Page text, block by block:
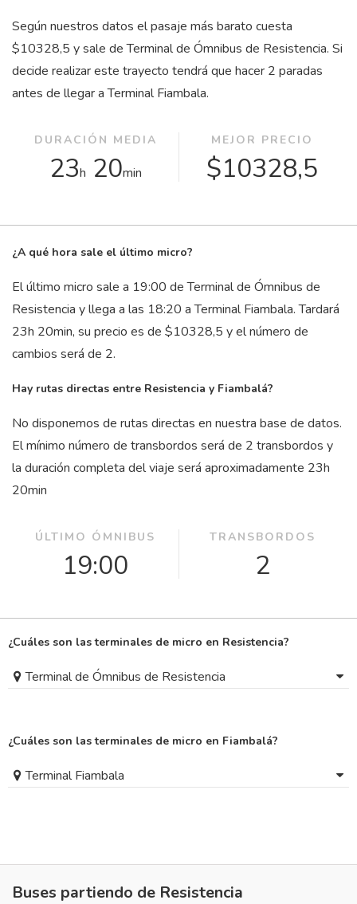
Según nuestros datos el pasaje más barato cuesta
$10328,5 y sale de Terminal de Ómnibus de Resistencia. Si
decide realizar este trayecto tendrá que hacer 2 paradas
antes de llegar a Terminal Fiambala.
DURACIÓN MEDIA
23h 20min
MEJOR PRECIO
$10328,5
¿A qué hora sale el último micro?
El último micro sale a 19:00 de Terminal de Ómnibus de
Resistencia y llega a las 18:20 a Terminal Fiambala. Tardará
23h 20min, su precio es de $10328,5 y el número de
cambios será de 2.
Hay rutas directas entre Resistencia y Fiambalá?
No disponemos de rutas directas en nuestra base de datos.
El mínimo número de transbordos será de 2 transbordos y
la duración completa del viaje será aproximadamente 23h
20min
ÚLTIMO ÓMNIBUS
19:00
TRANSBORDOS
2
¿Cuáles son las terminales de micro en Resistencia?
Terminal de Ómnibus de Resistencia
¿Cuáles son las terminales de micro en Fiambalá?
Terminal Fiambala
Buses partiendo de Resistencia